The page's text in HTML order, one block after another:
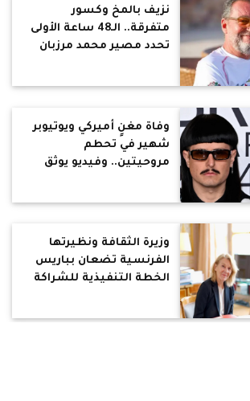
نزيف بالمخ وكسور
متفرقة.. الـ48 ساعة الأولى
تحدد مصير محمد مرزبان
وفاة مغنٍ أميركي ويوتيوبر
شهير في تحطم
مروحيتين.. وفيديو يوثق
وزيرة الثقافة ونظيرتها
الفرنسية تضعان بباريس
الخطة التنفيذية للشراكة